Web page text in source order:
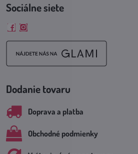
Sociálne siete
FacebookInstagram
Dodanie tovaru
Doprava a platba
Obchodné podmienky